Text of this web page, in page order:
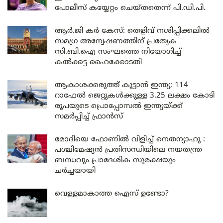
എല്ലാ പീഡനങ്ങളുടെയും ഒരേ ലക്ഷ്യത്തിലേക്ക്
ദുര്‍മാത്സര്യങ്ങളുടെയും മരണമണിയായിരിക്കട്ടേ
എന്ന് ഞാന്‍ അകമഴിഞ്ഞ് ആശിക്കുന്നു.“
ഹിന്ദുത്വത്തിന്റെ അടിസ്ഥാനദർശനമായി
ചിക്കാഗോയിലെ ലോകമതപാർലമെന്റിൽ
മുഴങ്ങിക്കേട്ട ഈ വാക്കുകളിൽ നിന്ന് തുടങ്ങുന്നു
ആധുനികഭാരതം. ഇന്നത്തക്കാലത്ത് ആ വാക്കുകൾ
തികച്ചും പ്രസക്തവുമാകുന്നു.
ശരീരമുപേക്ഷിയ്ക്കുന്നതിനു തൊട്ടുമുൻപ്
നമുക്കായിത്തന്ന വിവേകവാണി ഒന്നുകൂടിയോർക്കാം.
“ഭാരതം അമരമാണ്…സത്യജ്ഞാനത്തിനു വേണ്ടി
നിരന്തര ശ്രമം നടത്തുകയാണെങ്കിൽ ഭാരതം
അമരമാണ്. രാഷ്ട്രീയ സാമൂഹ്യ സംഘർഷങ്ങളിൽ
പെട്ടുപോവുകയാണെങ്കിലോ, അവൾ
പോലീസ് കയ്യേറ്റം ചെയ്തതെന്ന് പി.ഡി.പി.
ആർ.ജി കർ കേസ്: തെളിവ് നശിപ്പിക്കലിൽ
സമഗ്ര അന്വേഷണത്തിന് പ്രത്യേക
സി.ബി.ഐ സംഘത്തെ നിയോഗിച്ച്
കൽക്കട്ട ഹൈക്കോടതി
ആകാശക്കരുത്ത് കൂട്ടാൻ ഇന്ത്യ; 114
റാഫേൽ ജെറ്റുകൾക്കുള്ള 3.25 ലക്ഷം കോടി
രൂപയുടെ പ്രൊപ്പോസൽ ഇന്ത്യയ്ക്ക്
സമർപ്പിച്ച് ഫ്രാൻസ്
മോദിയെ ഫോണിൽ വിളിച്ച് നെതന്യാഹു :
പശ്ചിമേഷ്യൻ പ്രതിസന്ധിയിലെ നയതന്ത്ര
ബന്ധവും പ്രാദേശിക സുരക്ഷയും
ചർച്ചയായി
വെള്ളമാകാത്ത ഐസ് ഉണ്ടോ?